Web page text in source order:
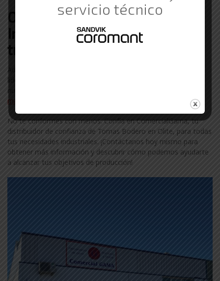
Otras marcas de Suministros
Industriales con las que
trabajamos en Olite
Además de Tomas Bodero, colaboramos con otras marcas
líderes en el sector industrial en Olite. Descubre más sobre
nuestra amplia gama de marcas visitando nuestra
marcas
No te conformes con menos. Confía en ComercialGama, tu
distribuidor de confianza de Tomas Bodero en Olite, para todas
tus necesidades industriales. ¡Contáctanos hoy mismo para
obtener más información y descubrir cómo podemos ayudarte
a alcanzar tus objetivos de producción!
servicio técnico